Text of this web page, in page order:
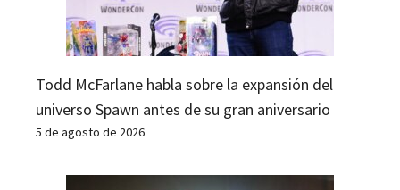
Todd McFarlane habla sobre la expansión del
universo Spawn antes de su gran aniversario
5 de agosto de 2026